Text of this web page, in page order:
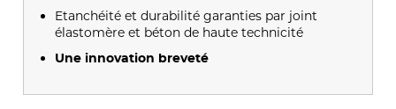
Etanchéité et durabilité garanties par joint
élastomère et béton de haute technicité
Une innovation breveté